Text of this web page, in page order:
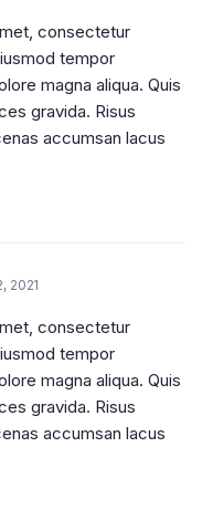
consectetur
tempor
magna aliqua. Quis
gravida. Risus
accumsan lacus
2021
consectetur
tempor
magna aliqua. Quis
gravida. Risus
accumsan lacus